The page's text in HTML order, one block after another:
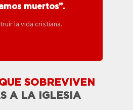
muertos”.
la vida cristiana.
proyectos de ayuda para el
alquiler
SOBREVIVEN
A LA IGLESIA